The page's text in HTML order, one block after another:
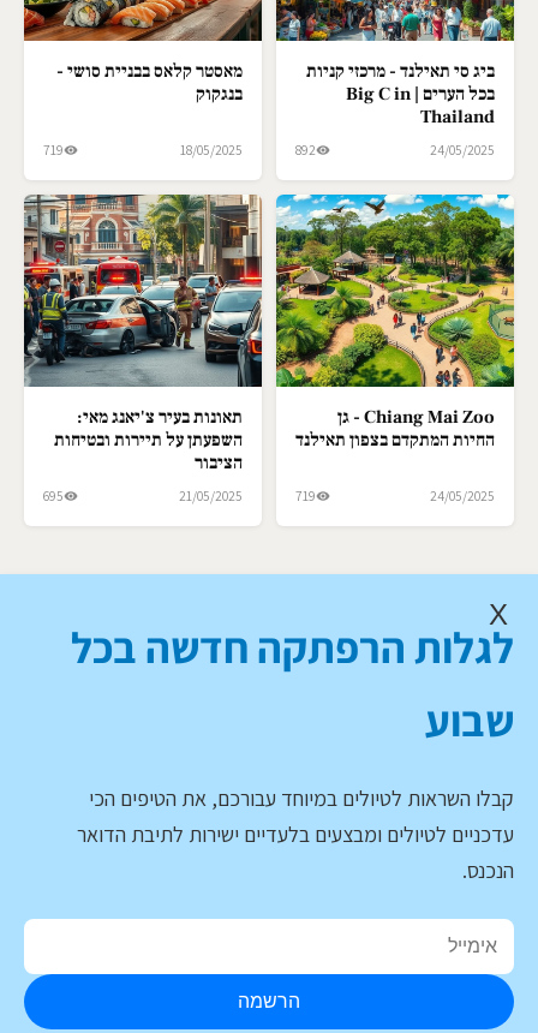
ביג סי תאילנד - מרכזי קניות
בכל הערים | Big C in
Thailand
24/05/2025
892
מאסטר קלאס בבניית סושי -
בנגקוק
18/05/2025
719
Chiang Mai Zoo - גן
החיות המתקדם בצפון תאילנד
24/05/2025
719
תאונות בעיר צ'יאנג מאי:
השפעתן על תיירות ובטיחות
הציבור
21/05/2025
695
X
לגלות הרפתקה חדשה בכל
שבוע
קבלו השראות לטיולים במיוחד עבורכם, את הטיפים הכי
עדכניים לטיולים ומבצעים בלעדיים ישירות לתיבת הדואר
הנכנס.
הרשמה